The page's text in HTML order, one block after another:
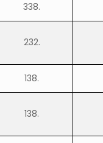
338.
232.
138.
138.